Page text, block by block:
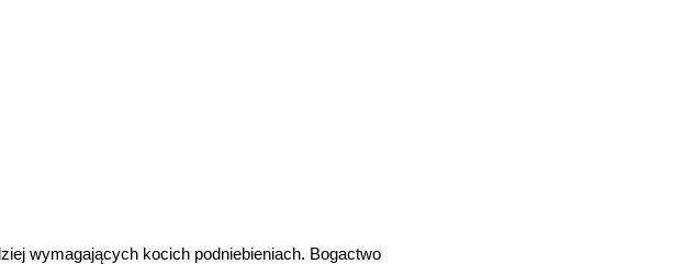
wymagających kocich podniebieniach. Bogactwo